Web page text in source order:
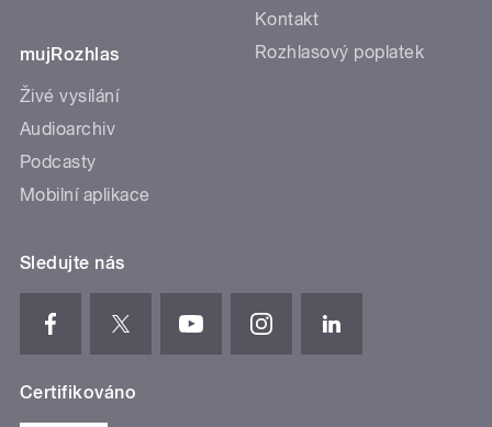
mujRozhlas
Živé vysílání
Audioarchiv
Podcasty
Mobilní aplikace
Kontakt
Rozhlasový poplatek
Sledujte nás
Certifikováno